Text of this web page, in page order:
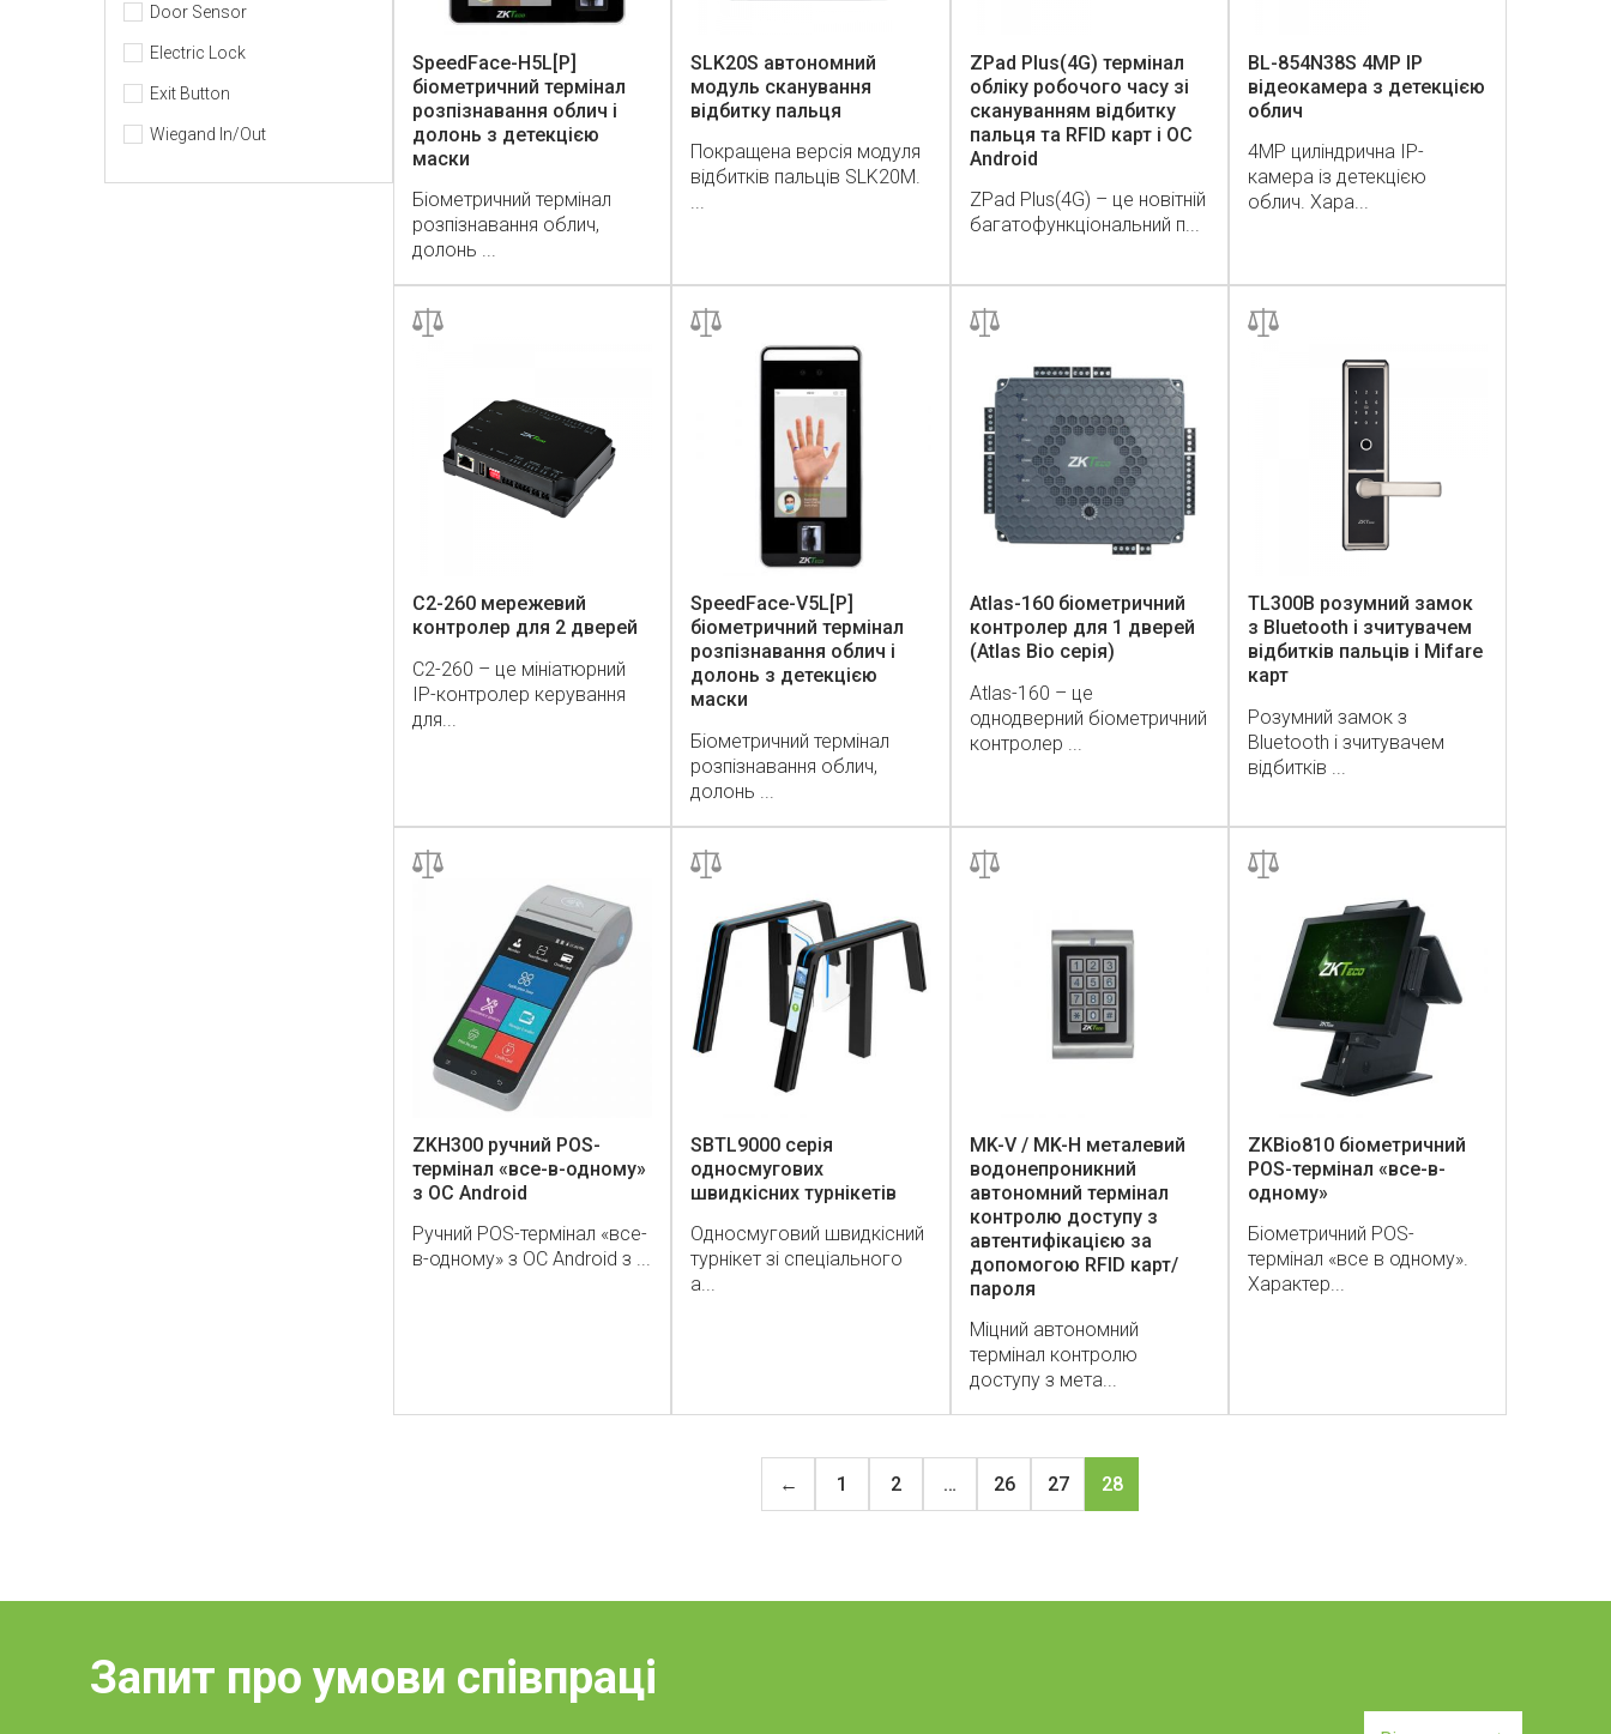
Door Sensor
Electric Lock
Exit Button
Wiegand In/Out
SpeedFace-H5L[P]
біометричний термінал
розпізнавання облич і
долонь з детекцією
маски
Біометричний термінал
розпізнавання облич,
долонь ...
SLK20S автономний
модуль сканування
відбитку пальця
Покращена версія модуля
відбитків пальців SLK20M.
ZPad Plus(4G) термінал
обліку робочого часу зі
скануванням відбитку
пальця та RFID карт і ОС
Android
ZPad Plus(4G) – це новітній
багатофункціональний п...
BL-854N38S 4MP IP
відеокамера з детекцією
облич
4MP циліндрична IP-
камера із детекцією
облич. Хара...
C2-260 мережевий
контролер для 2 дверей
C2-260 – це мініатюрний
IP-контролер керування
для...
SpeedFace-V5L[P]
біометричний термінал
розпізнавання облич і
долонь з детекцією
маски
Біометричний термінал
розпізнавання облич,
долонь ...
Atlas-160 біометричний
контролер для 1 дверей
(Atlas Bio серія)
Atlas-160 – це
однодверний біометричний
контролер ...
TL300B розумний замок
з Bluetooth і зчитувачем
відбитків пальців і Mifare
карт
Розумний замок з
Bluetooth і зчитувачем
відбитків ...
ZKH300 ручний POS-
термінал «все-в-одному»
з ОС Android
Ручний POS-термінал «все-
в-одному» з ОС Android з ...
SBTL9000 серія
односмугових
швидкісних турнікетів
Односмуговий швидкісний
турнікет зі спеціального
а...
MK-V / MK-H металевий
водонепроникний
автономний термінал
контролю доступу з
автентифікацією за
допомогою RFID карт/
пароля
Міцний автономний
термінал контролю
доступу з мета...
ZKBio810 біометричний
POS-термінал «все-в-
одному»
Біометричний POS-
термінал «все в одному».
Характер...
← 1 2 … 26 27 28
Запит про умови співпраці